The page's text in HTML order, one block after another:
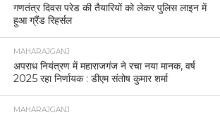
गणतंत्र दिवस परेड की तैयारियों को लेकर पुलिस लाइन में
हुआ ग्रैंड रिहर्सल
MAHARAJGANJ
अपराध नियंत्रण में महाराजगंज ने रचा नया मानक, वर्ष
2025 रहा निर्णायक : डीएम संतोष कुमार शर्मा
MAHARAJGANJ